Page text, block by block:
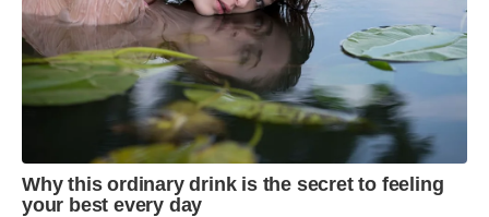
Why this ordinary drink is the secret to feeling
your best every day